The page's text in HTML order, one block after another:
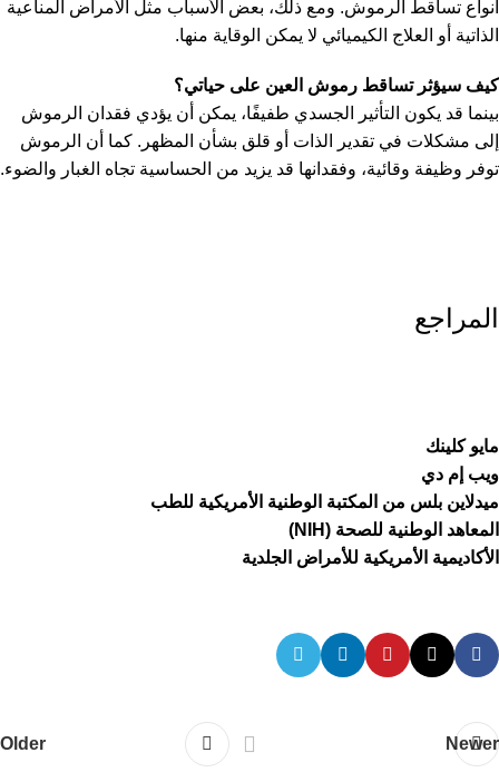
أنواع تساقط الرموش. ومع ذلك، بعض الأسباب مثل الأمراض المناعية
الذاتية أو العلاج الكيميائي لا يمكن الوقاية منها.
كيف سيؤثر تساقط رموش العين على حياتي؟
بينما قد يكون التأثير الجسدي طفيفًا، يمكن أن يؤدي فقدان الرموش
إلى مشكلات في تقدير الذات أو قلق بشأن المظهر. كما أن الرموش
توفر وظيفة وقائية، وفقدانها قد يزيد من الحساسية تجاه الغبار والضوء.
المراجع
مايو كلينك
ويب إم دي
ميدلاين بلس من المكتبة الوطنية الأمريكية للطب
المعاهد الوطنية للصحة (NIH)
الأكاديمية الأمريكية للأمراض الجلدية
Newer
Older